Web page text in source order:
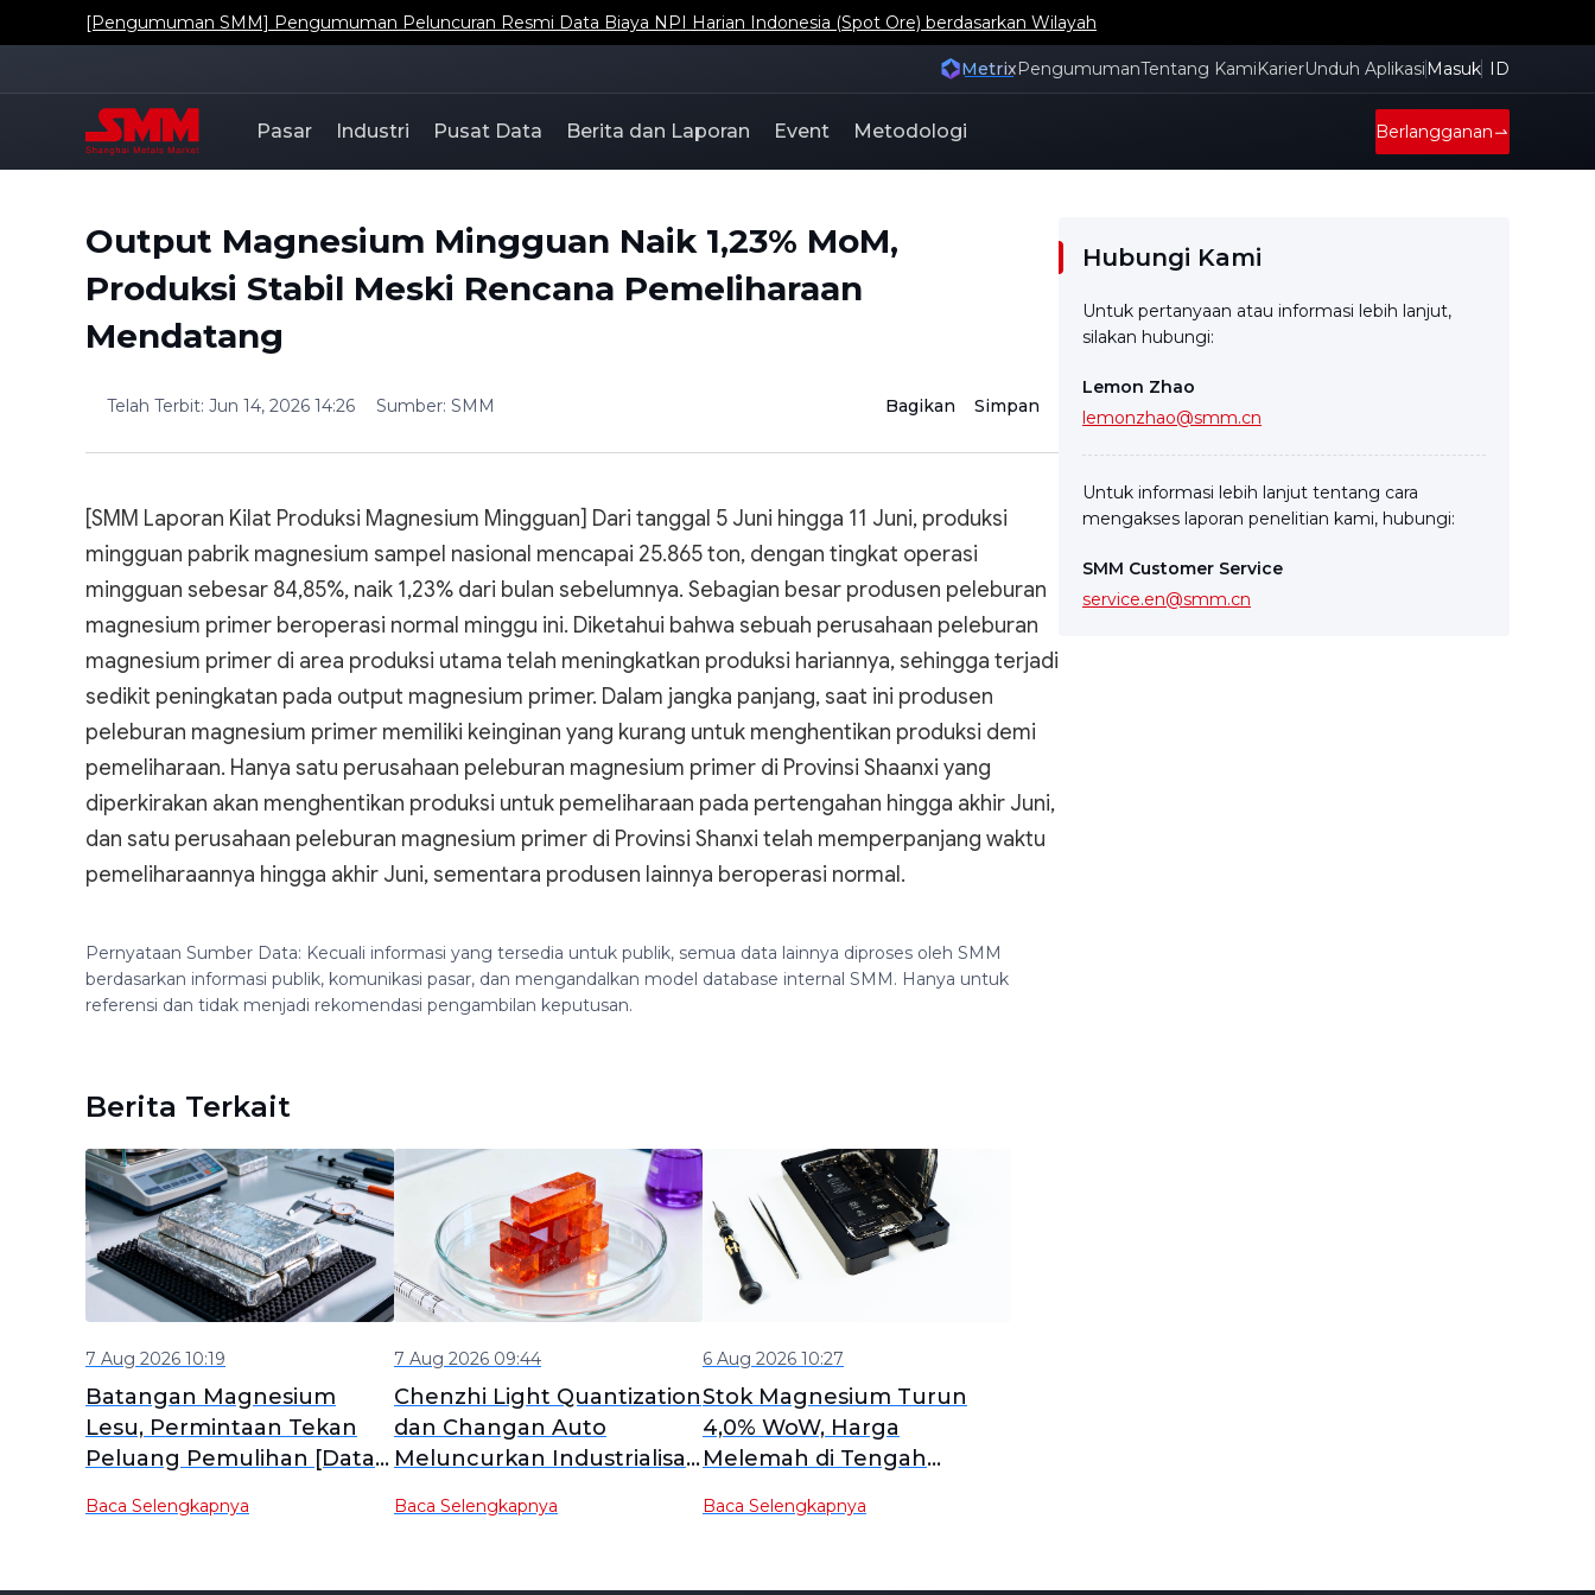
[Pengumuman SMM] Pengumuman Peluncuran Resmi Data Biaya NPI Harian Indonesia (Spot Ore) berdasarkan Wilayah
MetrixPengumumanTentang KamiKarierUnduh Aplikasi Masuk ID
Pasar Industri Pusat Data Berita dan Laporan Event Metodologi Berlangganan
Output Magnesium Mingguan Naik 1,23% MoM,
Produksi Stabil Meski Rencana Pemeliharaan
Mendatang
Telah Terbit: Jun 14, 2026 14:26 Sumber: SMM Bagikan Simpan
[SMM Laporan Kilat Produksi Magnesium Mingguan] Dari tanggal 5 Juni hingga 11 Juni, produksi
mingguan pabrik magnesium sampel nasional mencapai 25.865 ton, dengan tingkat operasi
mingguan sebesar 84,85%, naik 1,23% dari bulan sebelumnya. Sebagian besar produsen peleburan
magnesium primer beroperasi normal minggu ini. Diketahui bahwa sebuah perusahaan peleburan
magnesium primer di area produksi utama telah meningkatkan produksi hariannya, sehingga terjadi
sedikit peningkatan pada output magnesium primer. Dalam jangka panjang, saat ini produsen
peleburan magnesium primer memiliki keinginan yang kurang untuk menghentikan produksi demi
pemeliharaan. Hanya satu perusahaan peleburan magnesium primer di Provinsi Shaanxi yang
diperkirakan akan menghentikan produksi untuk pemeliharaan pada pertengahan hingga akhir Juni,
dan satu perusahaan peleburan magnesium primer di Provinsi Shanxi telah memperpanjang waktu
pemeliharaannya hingga akhir Juni, sementara produsen lainnya beroperasi normal.
Pernyataan Sumber Data: Kecuali informasi yang tersedia untuk publik, semua data lainnya diproses oleh SMM
berdasarkan informasi publik, komunikasi pasar, dan mengandalkan model database internal SMM. Hanya untuk
referensi dan tidak menjadi rekomendasi pengambilan keputusan.
Berita Terkait
7 Aug 2026 10:19
Batangan Magnesium
Lesu, Permintaan Tekan
Peluang Pemulihan [Data
SMM]
Baca Selengkapnya
7 Aug 2026 09:44
Chenzhi Light Quantization
dan Changan Auto
Meluncurkan Industrialisasi
EV
Baca Selengkapnya
6 Aug 2026 10:27
Stok Magnesium Turun
4,0% WoW, Harga
Melemah di Tengah
Keterbatasan Pasokan
Baca Selengkapnya
Hubungi Kami
Untuk pertanyaan atau informasi lebih lanjut,
silakan hubungi:
Lemon Zhao
lemonzhao@smm.cn
Untuk informasi lebih lanjut tentang cara
mengakses laporan penelitian kami, hubungi:
SMM Customer Service
service.en@smm.cn